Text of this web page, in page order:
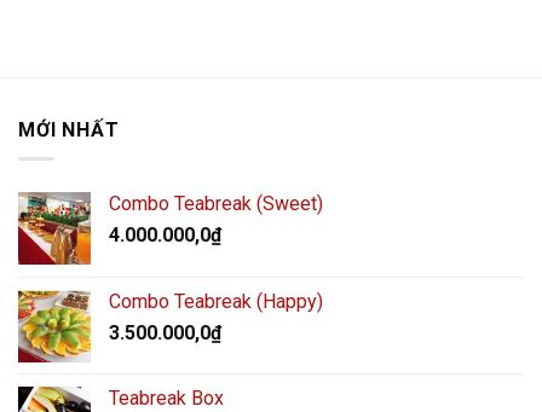
MỚI NHẤT
Combo Teabreak (Sweet)
4.000.000,0₫
Combo Teabreak (Happy)
3.500.000,0₫
Teabreak Box